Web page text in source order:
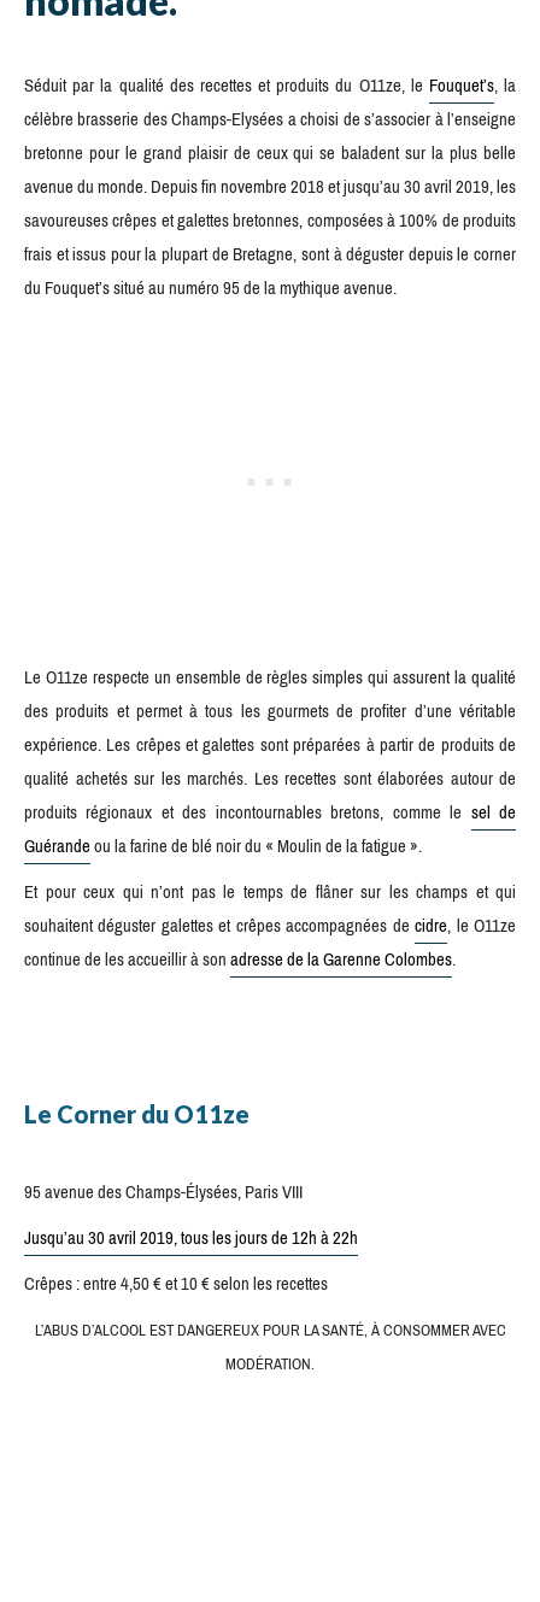
Séduit par la qualité des recettes et produits du O11ze, le Fouquet’s, la
célèbre brasserie des Champs-Elysées a choisi de s’associer à l’enseigne
bretonne pour le grand plaisir de ceux qui se baladent sur la plus belle
avenue du monde. Depuis fin novembre 2018 et jusqu’au 30 avril 2019, les
savoureuses crêpes et galettes bretonnes, composées à 100% de produits
frais et issus pour la plupart de Bretagne, sont à déguster depuis le corner
du Fouquet’s situé au numéro 95 de la mythique avenue.
Le O11ze respecte un ensemble de règles simples qui assurent la qualité
des produits et permet à tous les gourmets de profiter d’une véritable
expérience. Les crêpes et galettes sont préparées à partir de produits de
qualité achetés sur les marchés. Les recettes sont élaborées autour de
produits régionaux et des incontournables bretons, comme le sel de
Guérandeou la farine de blé noir du « Moulin de la fatigue ».
Et pour ceux qui n’ont pas le temps de flâner sur les champs et qui
souhaitent déguster galettes et crêpes accompagnées decidre, le O11ze
continue de les accueillir à sonadresse de la Garenne Colombes.
Le Corner du O11ze
95 avenue des Champs-Élysées, Paris VIII
Jusqu’au 30 avril 2019, tous les jours de 12h à 22h
Crêpes : entre 4,50 € et 10 € selon les recettes
L’ABUS D’ALCOOL EST DANGEREUX POUR LA SANTÉ, À CONSOMMER AVEC
MODÉRATION.